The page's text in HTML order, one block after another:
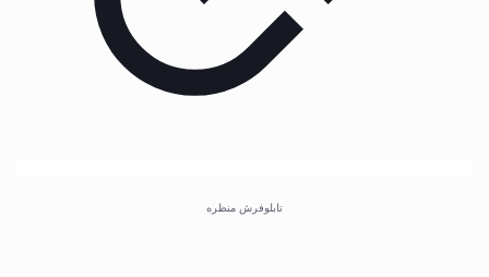
تابلوفرش منظره